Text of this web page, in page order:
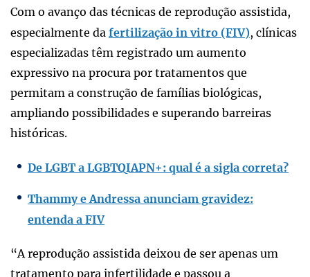
Com o avanço das técnicas de reprodução assistida,
especialmente da fertilização in vitro (FIV), clínicas
especializadas têm registrado um aumento
expressivo na procura por tratamentos que
permitam a construção de famílias biológicas,
ampliando possibilidades e superando barreiras
históricas.
De LGBT a LGBTQIAPN+: qual é a sigla correta?
Thammy e Andressa anunciam gravidez:
entenda a FIV
“A reprodução assistida deixou de ser apenas um
tratamento para infertilidade e passou a